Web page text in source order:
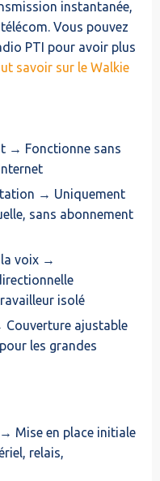
instantanée,
Vous pouvez
PTI pour avoir plus
savoir sur le Walkie
→ Fonctionne sans
→ Uniquement
sans abonnement
la voix →
isolé
ajustable
les grandes
Mise en place initiale
relais,